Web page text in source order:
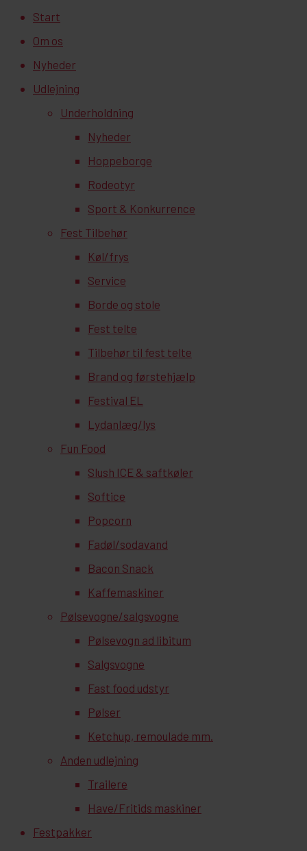
Menu
Start
Om os
Nyheder
Udlejning
Underholdning
Nyheder
Hoppeborge
Rodeotyr
Sport & Konkurrence
Fest Tilbehør
Køl/frys
Service
Borde og stole
Fest telte
Tilbehør til fest telte
Brand og førstehjælp
Festival EL
Lydanlæg/lys
Fun Food
Slush ICE & saftkøler
Softice
Popcorn
Fadøl/sodavand
Bacon Snack
Kaffemaskiner
Pølsevogne/salgsvogne
Pølsevogn ad libitum
Salgsvogne
Fast food udstyr
Pølser
Ketchup, remoulade mm.
Anden udlejning
Trailere
Have/Fritids maskiner
Festpakker